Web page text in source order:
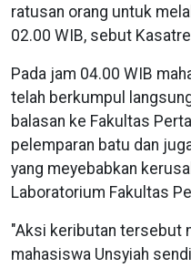
ratusan orang untuk
02.00 WIB, sebut
Pada jam 04.00 WIB
telah berkumpul
balasan ke Fakultas
pelemparan batu dan
yang meyebabkan
Laboratorium Fakultas
"Aksi keributan tersebut
mahasiswa Unsyiah